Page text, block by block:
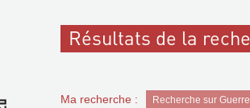
Résultats de la
Ma recherche : Recherche sur